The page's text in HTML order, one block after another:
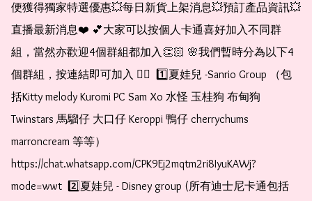
便獲得獨家特選優惠💥每日新貨上架消息💥預訂產品資訊💥
直播最新消息❤️ 💕大家可以按個人卡通喜好加入不同群
組，當然亦歡迎4個群組都加入👏🏻 🌸我們暫時分為以下4
個群組，按連結即可加入 👇🏻  1️⃣夏娃兒 -Sanrio Group （包
括Kitty melody Kuromi PC Sam Xo 水怪 玉桂狗 布甸狗
Twinstars 馬騮仔 大口仔 Keroppi 鴨仔 cherrychums
marroncream 等等）
https://chat.whatsapp.com/CPK9Ej2mqtm2ri8IyuKAWj?
mode=wwt  2️⃣夏娃兒 - Disney group (所有迪士尼卡通包括